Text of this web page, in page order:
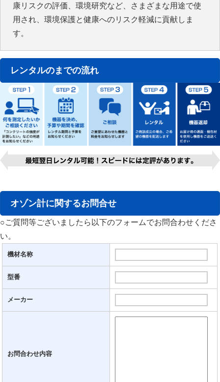
康リスクの評価、環境研究など、さまざまな用途で使
用され、環境保護と健康へのリスク軽減に貢献しま
す。
レンタルのまでの流れ
オゾン計に関するお問合せ
○ご質問等ございましたら以下のフォームでお問合わせくださ
い。
機材名称
型番
メーカー
お問合わせ内容